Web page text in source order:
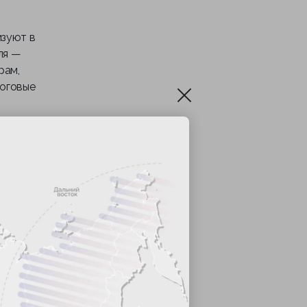
в
—
город